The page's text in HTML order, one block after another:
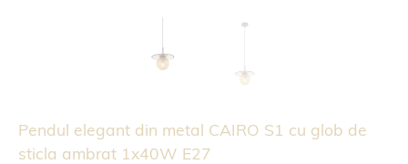
Pendul elegant din metal CAIRO S1 cu glob de
sticla ambrat 1x40W E27